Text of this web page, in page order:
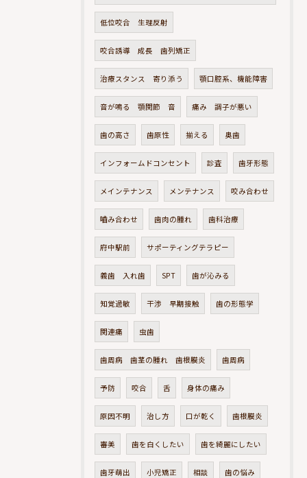
低位咬合 生理反射
咬合誘導 成長 歯列矯正
治療スタンス 寄り添う 顎口腔系、機能障害
音が鳴る 顎関節 音 痛み 調子が悪い
歯の高さ 歯原性 揃える 奥歯
インフォームドコンセント 診査 歯牙形態
メインテナンス メンテナンス 咬み合わせ
嚙み合わせ 歯肉の腫れ 歯科治療
府中駅前 サポーティングテラピー
義歯 入れ歯 SPT 歯が沁みる
知覚過敏 干渉 早期接触 歯の形態学
関連痛 虫歯
歯周病 歯茎の腫れ 歯根膜炎 歯周病
予防 咬合 舌 身体の痛み
原因不明 治し方 口が乾く 歯根膜炎
審美 歯を白くしたい 歯を綺麗にしたい
歯牙萌出 小児矯正 相談 歯の悩み